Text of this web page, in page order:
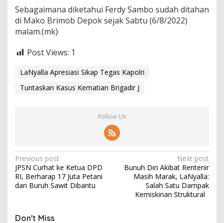
Sebagaimana diketahui Ferdy Sambo sudah ditahan
di Mako Brimob Depok sejak Sabtu (6/8/2022)
malam.(mk)
Post Views: 1
LaNyalla Apresiasi Sikap Tegas Kapolri
Tuntaskan Kasus Kematian Brigadir J
Follow Us
P
o
s
n
Previous post
JPSN Curhat ke Ketua DPD
RI, Berharap 17 Juta Petani
dan Buruh Sawit Dibantu
Next post
Bunuh Diri Akibat Rentenir
Masih Marak, LaNyalla:
Salah Satu Dampak
Kemiskinan Struktural
Don't Miss